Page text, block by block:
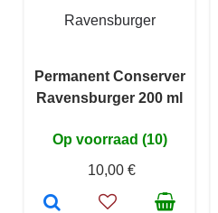
Ravensburger
Permanent Conserver
Ravensburger 200 ml
Op voorraad (10)
10,00 €